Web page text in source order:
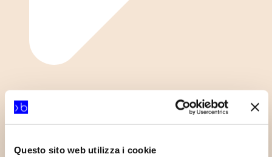
Questo sito web utilizza i cookie